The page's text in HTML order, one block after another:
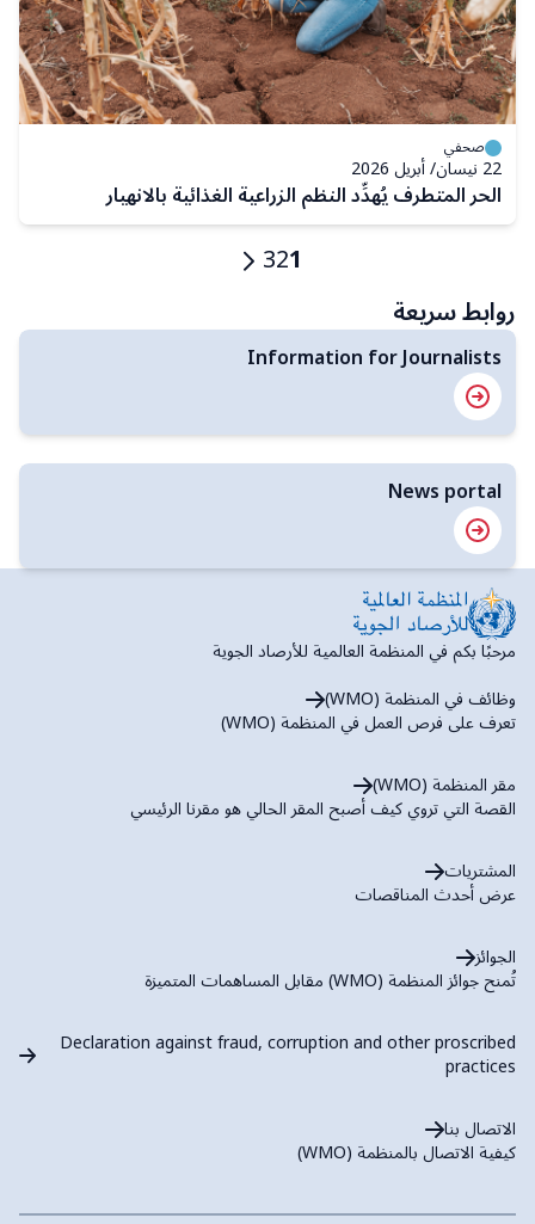
صحفي
22 نيسان/ أبريل 2026
الحر المتطرف يُهدِّد النظم الزراعية الغذائية بالانهيار
Current
1الصفحة
2الصفحة
3 الصفحة
روابط سريعة
Information for Journalists
News portal
مرحبًا بكم في المنظمة العالمية للأرصاد الجوية
وظائف في المنظمة (WMO)
تعرف على فرص العمل في المنظمة (WMO)
مقر المنظمة (WMO)
القصة التي تروي كيف أصبح المقر الحالي هو مقرنا الرئيسي
المشتريات
عرض أحدث المناقصات
الجوائز
تُمنح جوائز المنظمة (WMO) مقابل المساهمات المتميزة
Declaration against fraud, corruption and other proscribed
practices
الاتصال بنا
كيفية الاتصال بالمنظمة (WMO)